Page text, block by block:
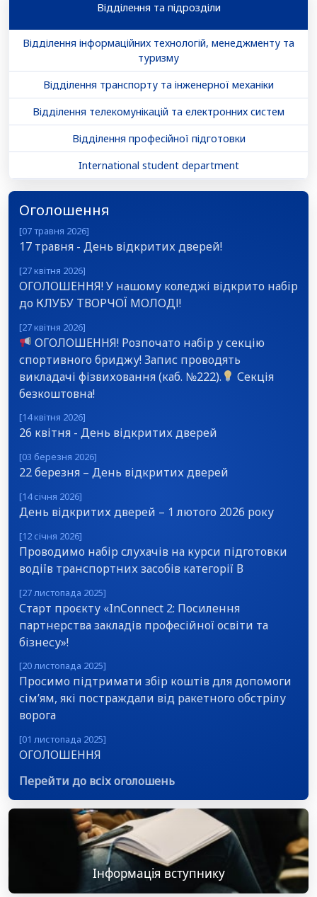
Відділення та підрозділи
Відділення інформаційних технологій, менеджменту та
туризму
Відділення транспорту та інженерної механіки
Відділення телекомунікацій та електронних систем
Відділення професійної підготовки
International student department
Інформація вступнику
Оголошення
[07 травня 2026]
17 травня - День відкритих дверей!
[27 квітня 2026]
ОГОЛОШЕННЯ! У нашому коледжі відкрито набір
до КЛУБУ ТВОРЧОЇ МОЛОДІ!
[27 квітня 2026]
ОГОЛОШЕННЯ! Розпочато набір у секцію
спортивного бриджу! Запис проводять
викладачі фізвиховання (каб. №222).
Секція
безкоштовна!
[14 квітня 2026]
26 квітня - День відкритих дверей
[03 березня 2026]
22 березня – День відкритих дверей
[14 січня 2026]
День відкритих дверей – 1 лютого 2026 року
[12 січня 2026]
Проводимо набір слухачів на курси підготовки
водіїв транспортних засобів категорії В
[27 листопада 2025]
Старт проєкту «InConnect 2: Посилення
партнерства закладів професійної освіти та
бізнесу»!
[20 листопада 2025]
Просимо підтримати збір коштів для допомоги
сім’ям, які постраждали від ракетного обстрілу
ворога
[01 листопада 2025]
ОГОЛОШЕННЯ
Перейти до всіх оголошень